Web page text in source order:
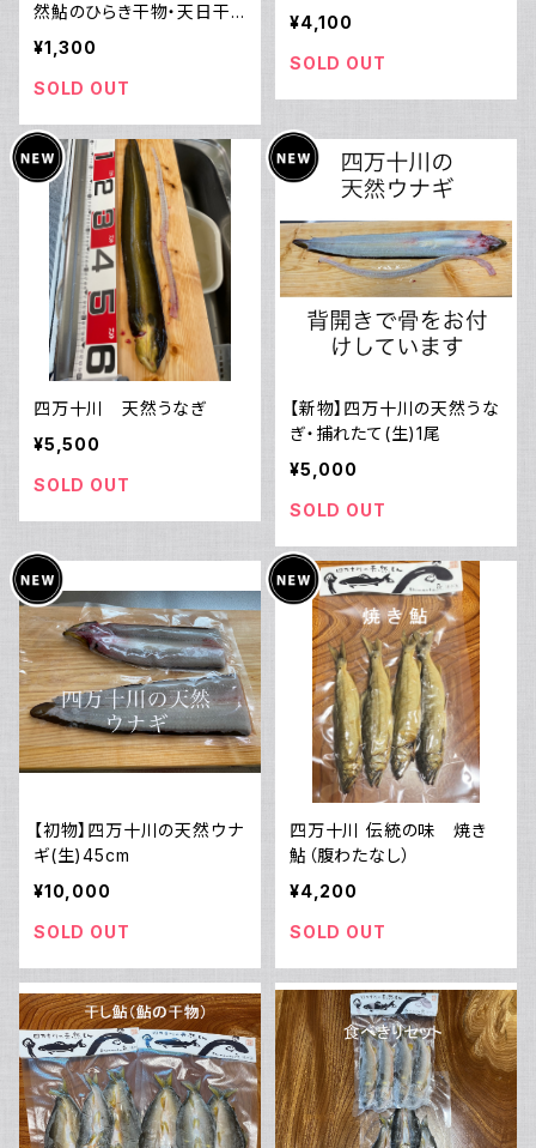
然鮎のひらき干物・天日干
し）80ｇ（冷凍）
¥1,300
SOLD OUT
¥4,100
SOLD OUT
四万十川 天然うなぎ
¥5,500
SOLD OUT
【新物】四万十川の天然うな
ぎ・捕れたて(生)1尾
¥5,000
SOLD OUT
【初物】四万十川の天然ウナ
ギ(生)45cm
¥10,000
SOLD OUT
四万十川 伝統の味 焼き
鮎（腹わたなし）
¥4,200
SOLD OUT